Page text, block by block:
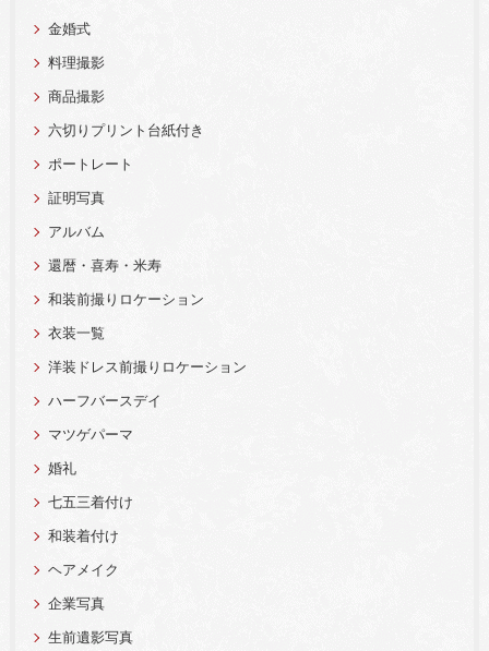
金婚式
料理撮影
商品撮影
六切りプリント台紙付き
ポートレート
証明写真
アルバム
還暦・喜寿・米寿
和装前撮りロケーション
衣装一覧
洋装ドレス前撮りロケーション
ハーフバースデイ
マツゲパーマ
婚礼
七五三着付け
和装着付け
ヘアメイク
企業写真
生前遺影写真